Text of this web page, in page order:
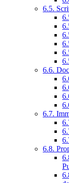
6.5.
6.6.
6.7.
6.8.